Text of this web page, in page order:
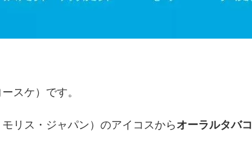
スケ）です。
リス・ジャパン）のアイコスから オーラルタバコ